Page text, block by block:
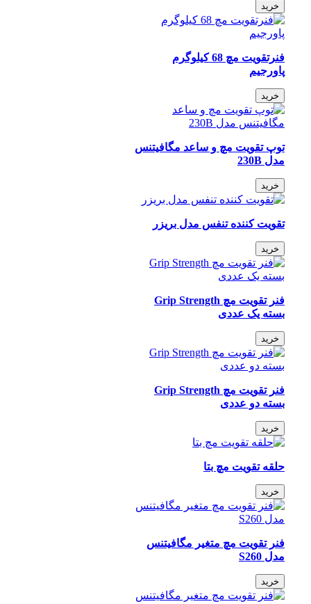
فنرتقویت مچ 68 کیلوگرم
پاورجیم
توپ تقویت مچ و ساعد مگافیتنس
تقویت کننده تنفس مدل بریزر
فنر تقویت مچ Grip Strength
بسته یک عددی
فنر تقویت مچ Grip Strength
بسته دو عددی
حلقه تقویت مچ بتا
فنر تقویت مچ متغیر مگافیتنس